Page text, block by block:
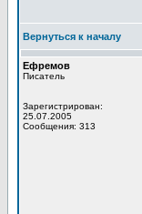
Вернуться к началу
Ефремов
Писатель
Зарегистрирован:
25.07.2005
Сообщения: 313